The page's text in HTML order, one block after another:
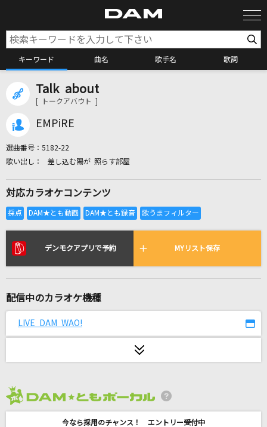
キーワード 曲名 歌手名 歌詞
全国りれき
リアルタイムで歌われている曲の一覧
忘れじの言の葉
流氷列車
Talk about
[ トークアバウト ]
EMPiRE
選曲番号： 5182-22
差し込む陽が 照らす部屋
対応カラオケコンテンツ
デンモクアプリで予約 MYリスト保存
配信中のカラオケ機種
LIVE DAM WAO!
今なら採用のチャンス！ エントリー受付中